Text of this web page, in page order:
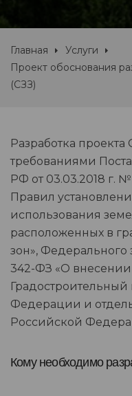
Главная
Услуги
Проект обоснования
(СЗЗ)
Разработка проекта
требованиями
РФ от 03.03.2018 г.
Правил
использования
расположенных в
зон», Федерального
342-ФЗ «О
Федерации и
Российской
Кому необходимо